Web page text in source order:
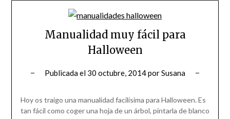
Manualidad muy fácil para
Halloween
Publicada el 30 octubre, 2014porSusana
Hoy os traigo una manualidad facilísima para Halloween. Es
tan fácil como coger una hoja de un árbol, pintarla de blanco